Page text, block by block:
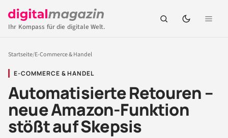
Ihr Kompass für die digitale Welt.
Startseite/E-Commerce & Handel
E-COMMERCE & HANDEL
Automatisierte Retouren –
neue Amazon-Funktion
stößt auf Skepsis